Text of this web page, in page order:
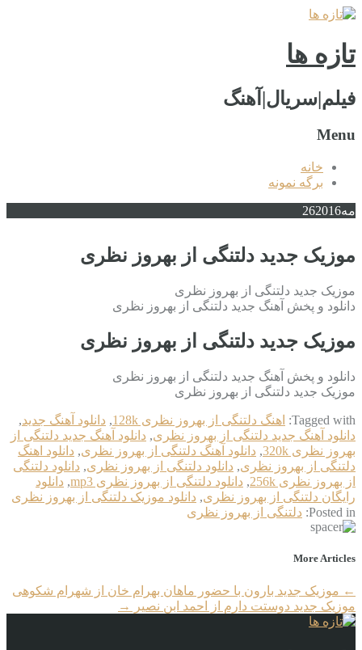
تازه ها
فیلم|سریال|آهنگ
Menu
خانه
برگه نمونه
مه 262016
موزیک جدید دلتنگی از بهروز نظری
موزیک جدید دلتنگی از بهروز نظری
دانلود و پخش آهنگ جدید دلتنگی از بهروز نظری
موزیک جدید دلتنگی از بهروز نظری
دانلود و پخش آهنگ جدید دلتنگی از بهروز نظری
موزیک جدید دلتنگی از بهروز نظری
Tagged with: اهنگ دلتنگی از بهروز نظری 128k , دانلود آهنگ جدید,
دانلود آهنگ جدید دلتنگی از بهروز نظری, دانلود آهنگ جدید دلتنگی از
بهروز نظری 320k
, دانلود آهنگ دلتنگی از بهروز نظری, دانلود اهنگ
دلتنگی از بهروز نظری, دانلود دلتنگی از بهروز نظری, دانلود دلتنگی
از بهروز نظری 256k
, دانلود دلتنگی از بهروز نظری mp3 , دانلود
رایگان دلتنگی از بهروز نظری, دانلود موزیک دلتنگی از بهروز نظری
Posted in: دلتنگی از بهروز نظری
More Articles
← موزیک جدید بارون با حضور ماهان بهرام خان از شهرام شکوهی
موزیک جدید دوستت دارم از احمد ابن نصیر
→